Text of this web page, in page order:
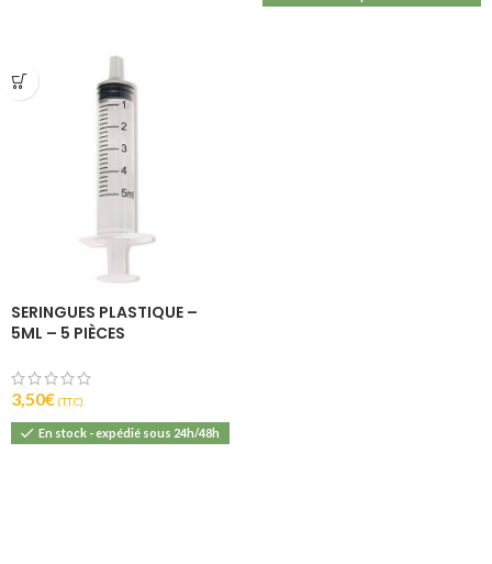
SERINGUES PLASTIQUE –
5ML – 5 PIÈCES
3,50€ (T.T.C).
En stock - expédié sous 24h/48h